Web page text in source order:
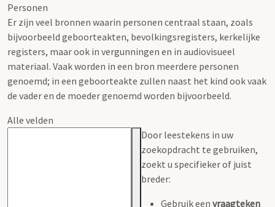
Personen
Er zijn veel bronnen waarin personen centraal staan, zoals
bijvoorbeeld geboorteakten, bevolkingsregisters, kerkelijke
registers, maar ook in vergunningen en in audiovisueel
materiaal. Vaak worden in een bron meerdere personen
genoemd; in een geboorteakte zullen naast het kind ook vaak
de vader en de moeder genoemd worden bijvoorbeeld.
Alle velden
Door leestekens in uw
zoekopdracht te gebruiken,
zoekt u specifieker of juist
breder:
Gebruik een vraagteken